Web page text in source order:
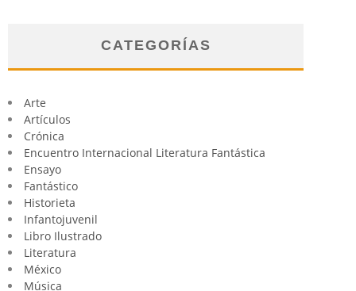
CATEGORÍAS
Arte
Artículos
Crónica
Encuentro Internacional Literatura Fantástica
Ensayo
Fantástico
Historieta
Infantojuvenil
Libro Ilustrado
Literatura
México
Música